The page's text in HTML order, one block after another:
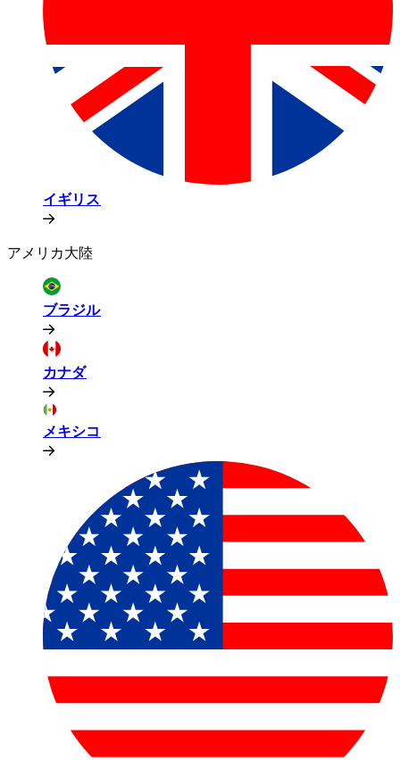
イギリス​​
アメリカ大陸​​
ブラジル​​
カナダ​​
メキシコ​​